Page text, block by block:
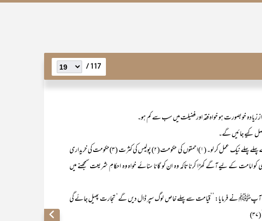
117 /
خوبصورت ہو خواہ فقہ اور فضیلت میں سب سے کم ہو۔
۴۷) خون کی ارزانی ۔ آپﷺ نے فرمایا: ’’چھ باتوں سے پہلے پہلے نیک عمل کر لو۔ (۱)احمقوں کی حکومت (۲) پولیس کی کثرت (۳)حکومت کی خریداری
قرآن کو گیت سمجھ کر کسی کو امامت کے لیے آگے کھڑا کرنا تاکہ وہ ان کو گانا سنائے خواہ وہ احکامِ شریعت سمجھنے میں
آپﷺ نے فرمایا: ’’قیامت سے پہلے خاص لوگ سپر ڈال دیں گے‘ تجارت پھیل جائے گی